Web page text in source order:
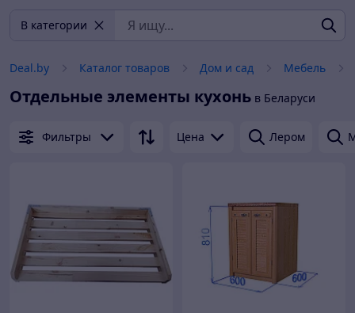
В категории
Deal.by Каталог товаров Дом и сад Мебель
Отдельные элементы кухонь в Беларуси
Фильтры Цена Лером